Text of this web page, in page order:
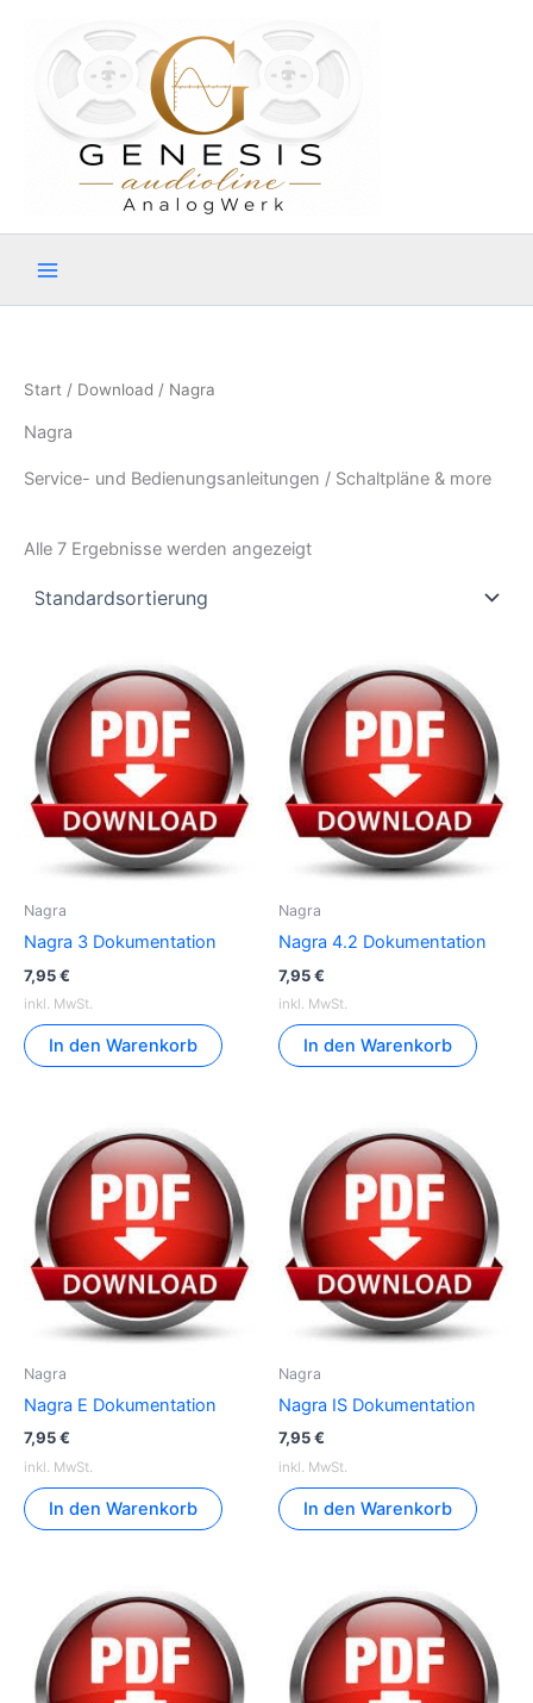
springen
Start / Download / Nagra
Nagra
Service- und Bedienungsanleitungen / Schaltpläne & more
Alle 7 Ergebnisse werden angezeigt
Nagra
Nagra 3 Dokumentation
7,95€
inkl. MwSt.
In den Warenkorb
Nagra
Nagra 4.2 Dokumentation
7,95€
inkl. MwSt.
In den Warenkorb
Nagra
Nagra E Dokumentation
7,95€
inkl. MwSt.
In den Warenkorb
Nagra
Nagra IS Dokumentation
7,95€
inkl. MwSt.
In den Warenkorb